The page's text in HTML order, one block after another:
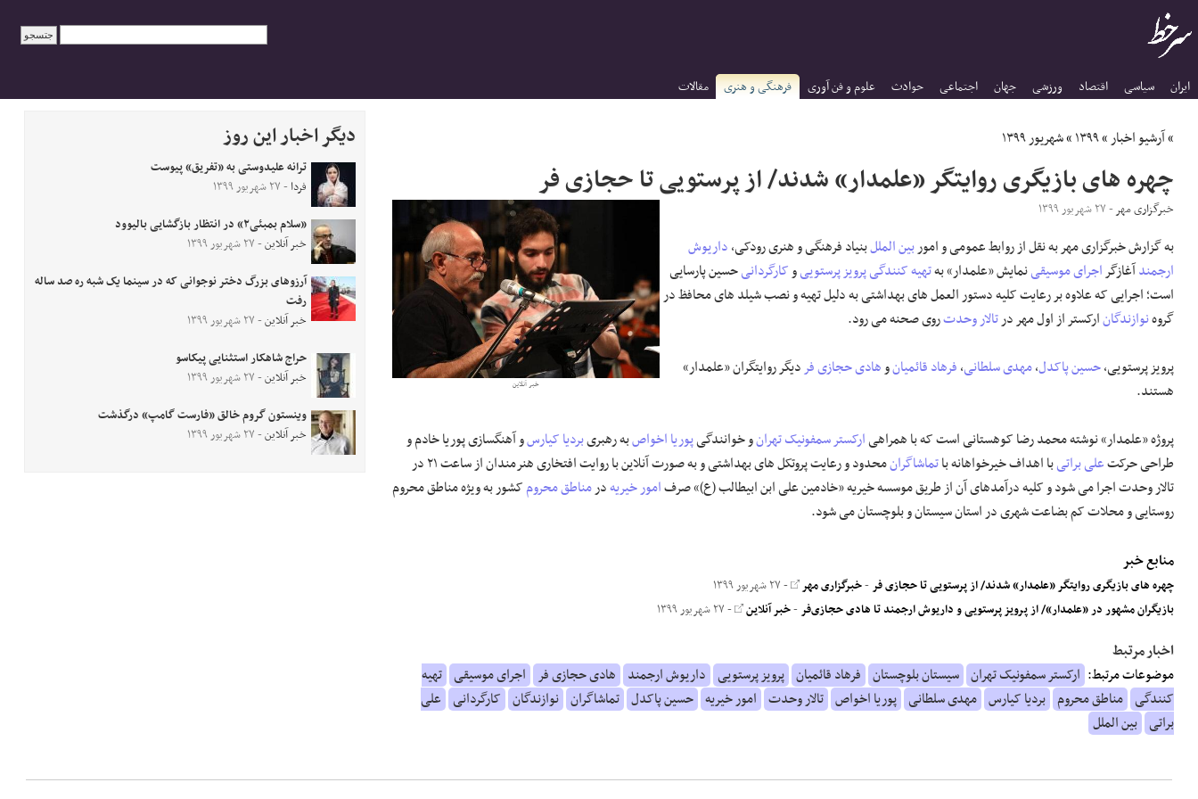
ایران سیاسی اقتصاد ورزشی جهان اجتماعی حوادث علوم و فن آوری فرهنگی و هنری مقالات
»آرشیو اخبار»۱۳۹۹»شهریور ۱۳۹۹
چهره های بازیگری روایتگر «علمدار» شدند/ از پرستویی تا حجازی فر
خبر آنلاین
خبرگزاری مهر- ۲۷ شهریور ۱۳۹۹
به گزارش خبرگزاری مهر به نقل از روابط عمومی و اموربین المللبنیاد فرهنگی و هنری رودکی،داریوش
ارجمندآغازگراجرای موسیقینمایش «علمدار» بهتهیه کنندگیپرویز پرستوییوکارگردانیحسین پارسایی
است؛ اجرایی که علاوه بر رعایت کلیه دستور العمل های بهداشتی به دلیل تهیه و نصب شیلد های محافظ در
گروهنوازندگانارکستر از اول مهر درتالار وحدتروی صحنه می رود.
پرویز پرستویی،حسین پاکدل،مهدی سلطانی،فرهاد قائمیانوهادی حجازی فردیگر روایتگران «علمدار»
هستند.
پروژه «علمدار» نوشته محمد رضا کوهستانی است که با همراهیارکستر سمفونیک تهرانو خوانندگیپوریا اخواصبه رهبریبردیا کیارسو آهنگسازی پوریا خادم و
طراحی حرکتعلی براتیبا اهداف خیرخواهانه باتماشاگران
محدود و رعایت پروتکل های بهداشتی و به صورت آنلاین با روایت افتخاری هنرمندان از ساعت ۲۱ در
تالار وحدت اجرا می شود و کلیه درآمدهای آن از طریق موسسه خیریه «خادمین علی ابن ابیطالب (ع)» صرفامور خیریهدرمناطق محرومکشور به ویژه مناطق محروم
روستایی و محلات کم بضاعت شهری در استان سیستان و بلوچستان می شود.
منابع خبر
چهره های بازیگری روایتگر «علمدار» شدند/ از پرستویی تا حجازی فر-خبرگزاری مهر - ۲۷ شهریور ۱۳۹۹
بازیگران مشهور در «علمدار»/ از پرویز پرستویی و داریوش ارجمند تا هادی حجازی‌فر-خبر آنلاین - ۲۷ شهریور ۱۳۹۹
اخبار مرتبط
موضوعات مرتبط: ارکستر سمفونیک تهران سیستان بلوچستان فرهاد قائمیان پرویز پرستویی داریوش ارجمند هادی حجازی فر اجرای موسیقی تهیه
کنندگی مناطق محروم بردیا کیارس مهدی سلطانی پوریا اخواص تالار وحدت امور خیریه حسین پاکدل تماشاگران نوازندگان کارگردانی علی
براتی بین الملل
دیگر اخبار این روز
ترانه علیدوستی به «تفریق» پیوست
فردا - ۲۷ شهریور ۱۳۹۹
«سلام بمبئی۲» در انتظار بازگشایی بالیوود
خبر آنلاین- ۲۷ شهریور ۱۳۹۹
آرزوهای بزرگ دختر نوجوانی که در سینما یک شبه ره صد ساله
رفت
خبر آنلاین- ۲۷ شهریور ۱۳۹۹
حراج شاهکار استثنایی پیکاسو
خبر آنلاین- ۲۷ شهریور ۱۳۹۹
وینستون گروم خالق «فارست گامپ» درگذشت
خبر آنلاین- ۲۷ شهریور ۱۳۹۹